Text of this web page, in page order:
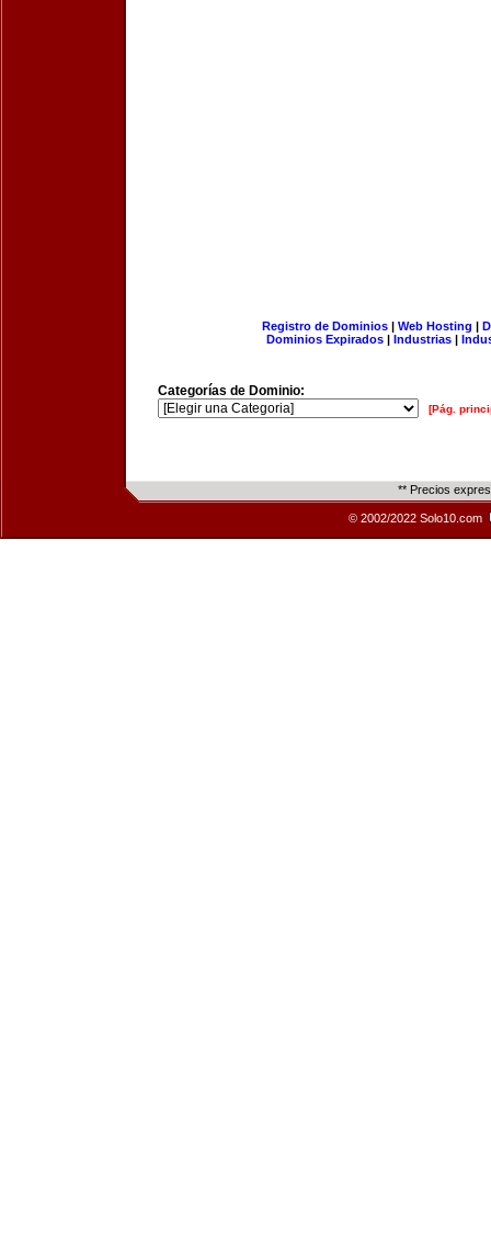
Registro de Dominios| Web Hosting |
Dominios Expirados | Industrias |
Categorías de Dominio:
[Pág.
** Precios
© 2002/2022 Solo10.com